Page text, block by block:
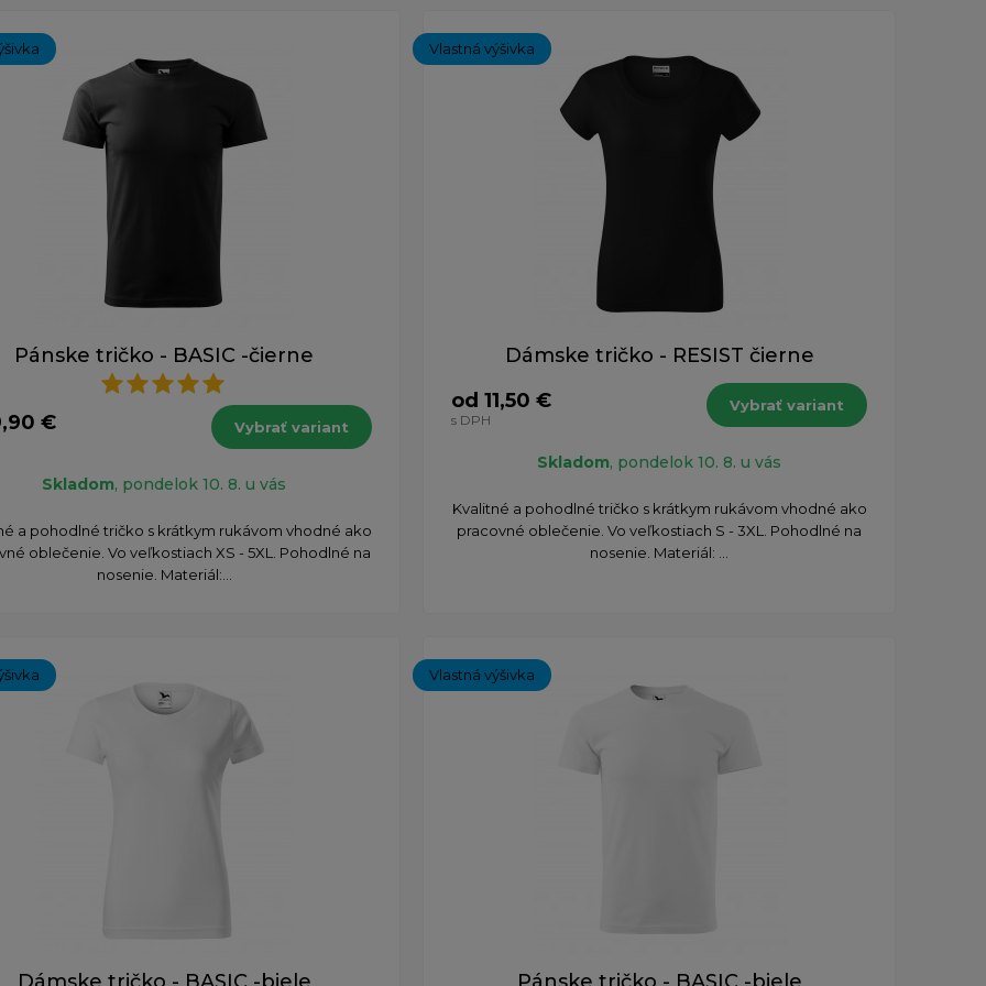
Pánske tričko - BASIC -čierne
€ Vybrať variant
Skladom, pondelok 10. 8. u vás
a pohodlné tričko s krátkym rukávom vhodné ako
oblečenie. Vo veľkostiach XS - 5XL. Pohodlné na
nosenie. Materiál:...
Vlastná výšivka
Dámske tričko - RESIST čierne
od 11,50 €
s DPH
Vybrať variant
Skladom, pondelok 10. 8. u vás
Kvalitné a pohodlné tričko s krátkym rukávom vhodné ako
pracovné oblečenie. Vo veľkostiach S - 3XL. Pohodlné na
nosenie. Materiál: ...
Vlastná výšivka